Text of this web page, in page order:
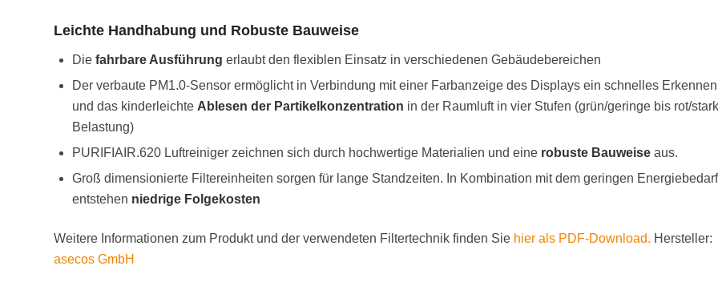
Leichte Handhabung und Robuste Bauweise
Die fahrbare Ausführung erlaubt den flexiblen Einsatz in verschiedenen Gebäudebereichen
Der verbaute PM1.0-Sensor ermöglicht in Verbindung mit einer Farbanzeige des Displays ein schnelles Erkennen
und das kinderleichte Ablesen der Partikelkonzentration in der Raumluft in vier Stufen (grün/geringe bis rot/
Belastung)
PURIFIAIR.620 Luftreiniger zeichnen sich durch hochwertige Materialien und eine robuste Bauweise aus.
Groß dimensionierte Filtereinheiten sorgen für lange Standzeiten. In Kombination mit dem geringen Energiebedarf
entstehen niedrige Folgekosten
Weitere Informationen zum Produkt und der verwendeten Filtertechnik finden Sie hier als PDF-Download. Hersteller:
asecos GmbH